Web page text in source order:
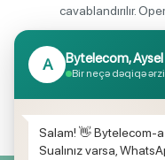
cavablandırılır.
Mağazalarımızda
və
A Bytelecom, Aysel
Bir neçə dəqiqə
Salam! 👋 Bytelecom-
Sualınız varsa,